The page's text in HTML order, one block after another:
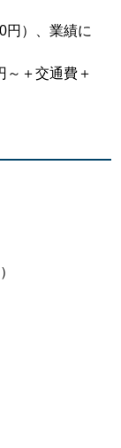
円）、業績に
＋交通費＋